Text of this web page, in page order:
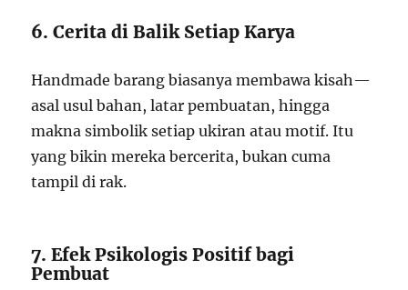
6. Cerita di Balik Setiap Karya
Handmade barang biasanya membawa kisah—
asal usul bahan, latar pembuatan, hingga
makna simbolik setiap ukiran atau motif. Itu
yang bikin mereka bercerita, bukan cuma
tampil di rak.
7. Efek Psikologis Positif bagi
Pembuat